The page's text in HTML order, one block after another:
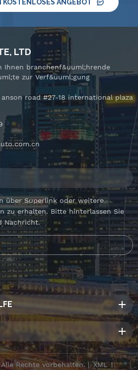
KOSTENLOSES ANGEBOT
LTD
Ihnen branchenf&uuml;hrende
zur Verf&uuml;gung
road #27-18 international plaza
über Superlink oder weitere
zu erhalten. Bitte hinterlassen Sie
Nachricht.
Alle Rechte vorbehalten. | XML |